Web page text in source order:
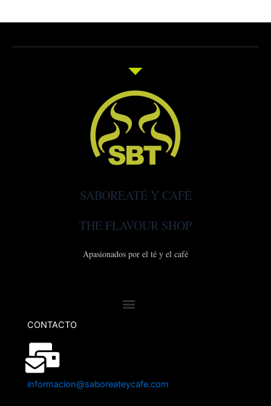
SABOREATÉ Y CAFÉ
THE FLAVOUR SHOP
Apasionados por el té y el café
CONTACTO
informacion@saboreateycafe.com